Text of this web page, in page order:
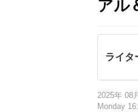
アル
ライタ
2025年 08
Monday